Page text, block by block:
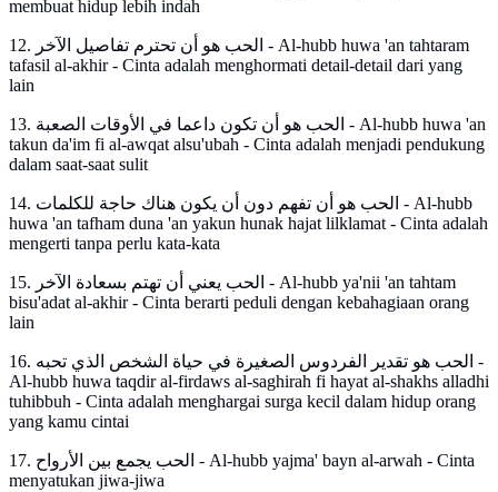
membuat hidup lebih indah
12. الحب هو أن تحترم تفاصيل الآخر - Al-hubb huwa 'an tahtaram
tafasil al-akhir - Cinta adalah menghormati detail-detail dari yang
lain
13. الحب هو أن تكون داعما في الأوقات الصعبة - Al-hubb huwa 'an
takun da'im fi al-awqat alsu'ubah - Cinta adalah menjadi pendukung
dalam saat-saat sulit
14. الحب هو أن تفهم دون أن يكون هناك حاجة للكلمات - Al-hubb
huwa 'an tafham duna 'an yakun hunak hajat lilklamat - Cinta adalah
mengerti tanpa perlu kata-kata
15. الحب يعني أن تهتم بسعادة الآخر - Al-hubb ya'nii 'an tahtam
bisu'adat al-akhir - Cinta berarti peduli dengan kebahagiaan orang
lain
16. الحب هو تقدير الفردوس الصغيرة في حياة الشخص الذي تحبه -
Al-hubb huwa taqdir al-firdaws al-saghirah fi hayat al-shakhs alladhi
tuhibbuh - Cinta adalah menghargai surga kecil dalam hidup orang
yang kamu cintai
17. الحب يجمع بين الأرواح - Al-hubb yajma' bayn al-arwah - Cinta
menyatukan jiwa-jiwa